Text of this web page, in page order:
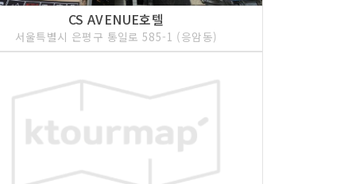
CS AVENUE호텔
서울특별시 은평구 통일로 585-1 (응암동)